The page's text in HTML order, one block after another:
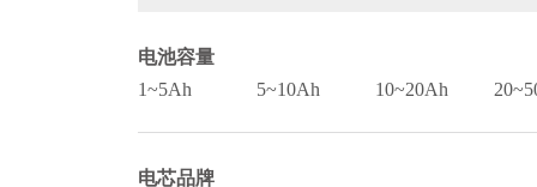
电池容量
1~5Ah
5~10Ah 10~20Ah
电芯品牌